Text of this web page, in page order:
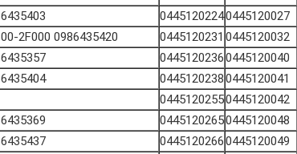
0445120027
0445120224
0445120032
0445120231
0986435420 33800-2F000
0445120040
0445120236
0445120041
0445120238
0445120042
0445120255
0445120048
0445120265
0445120049
0445120266